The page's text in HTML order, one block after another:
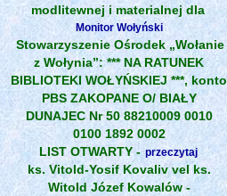
modlitewnej i materialnej dla
Monitor Wołyński
Stowarzyszenie Ośrodek „Wołanie
z Wołynia”: *** NA RATUNEK
BIBLIOTEKI WOŁYŃSKIEJ ***, konto
PBS ZAKOPANE O/ BIAŁY
DUNAJEC Nr 50 88210009 0010
0100 1892 0002
LIST OTWARTY - przeczytaj
ks. Vitold-Yosif Kovaliv vel ks.
Witold Józef Kowalów -